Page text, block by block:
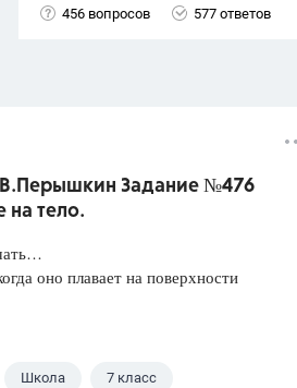
456 вопросов 577 ответов
Задание №476
на тело.
оно плавает на поверхности
Школа 7 класс